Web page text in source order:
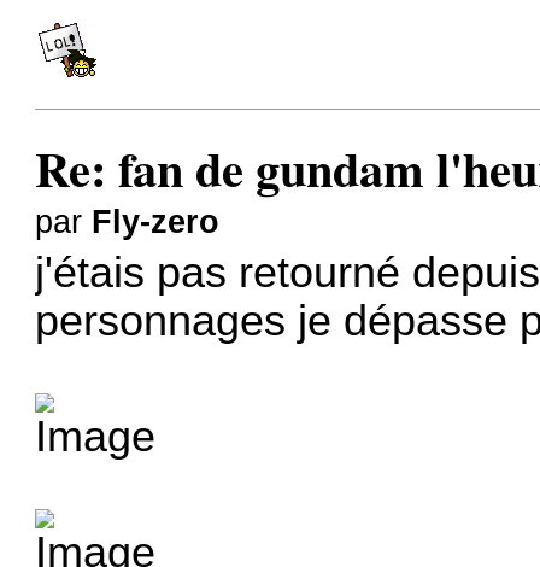
Re: fan de gundam
par Fly-zero
j'étais pas retourné
personnages je dépasse